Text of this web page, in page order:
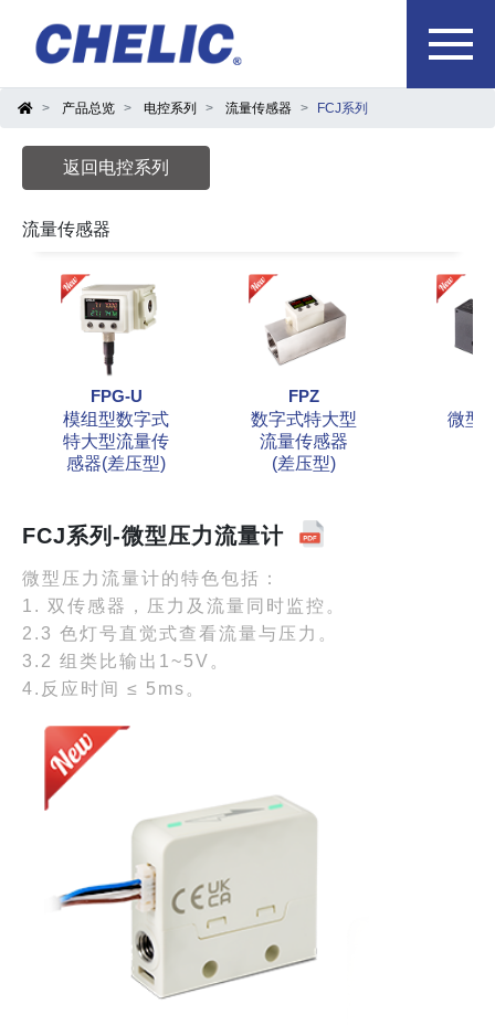
产品总览 电控系列 流量传感器 FCJ系列
返回电控系列
流量传感器
FPG-U
模组型数字式
特大型流量传
感器(差压型)
FPZ
数字式特大型
流量传感器
(差压型)
微型
FCJ系列-微型压力流量计
微型压力流量计的特色包括：
1. 双传感器，压力及流量同时监控。
2.3 色灯号直觉式查看流量与压力。
3.2 组类比输出1~5V。
4.反应时间 ≤ 5ms。